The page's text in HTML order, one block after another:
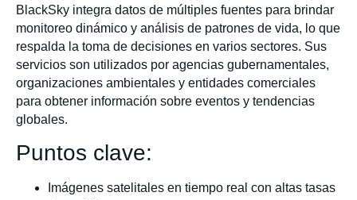
BlackSky integra datos de múltiples fuentes para brindar
monitoreo dinámico y análisis de patrones de vida, lo que
respalda la toma de decisiones en varios sectores. Sus
servicios son utilizados por agencias gubernamentales,
organizaciones ambientales y entidades comerciales
para obtener información sobre eventos y tendencias
globales.
Puntos clave:
Imágenes satelitales en tiempo real con altas tasas